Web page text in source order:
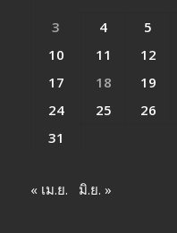
3
4 5
10
11 12
17
18 19
24
25 26
31
« เม.ย. มิ.ย. »